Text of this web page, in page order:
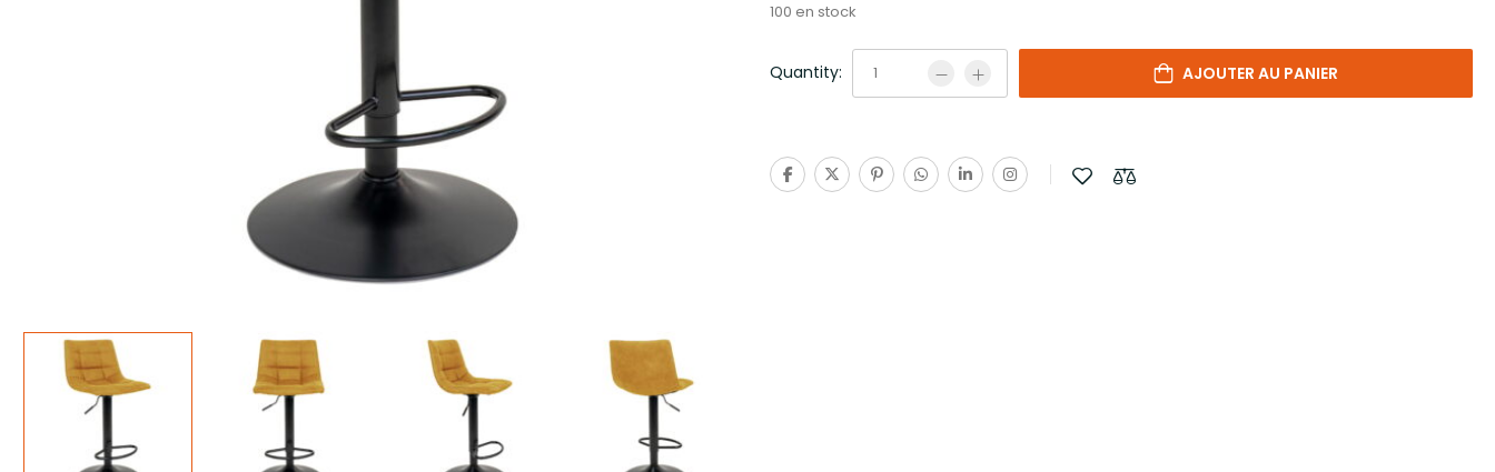
100 en stock
Quantity: AJOUTER AU PANIER